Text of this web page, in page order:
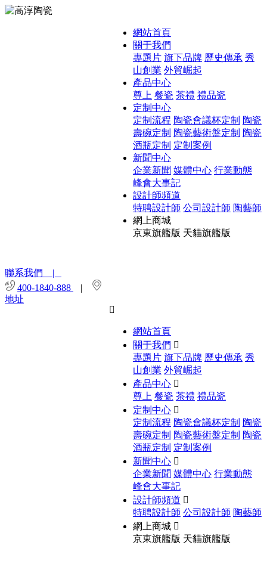
聯系我們 |
400-1840-888
|
地址
網站首頁
關于我們
專題片 旗下品牌 歷史傳承 秀
山創業 外貿崛起
產品中心
尊上 餐瓷 茶禮 禮品瓷
定制中心
定制流程 陶瓷會議杯定制 陶瓷
壽碗定制 陶瓷藝術盤定制 陶瓷
酒瓶定制 定制案例
新聞中心
企業新聞 媒體中心 行業動態
峰會大事記
設計師頻道
特聘設計師 公司設計師 陶藝師
網上商城
京東旗艦版 天貓旗艦版

網站首頁
關于我們 
專題片 旗下品牌 歷史傳承 秀
山創業 外貿崛起
產品中心 
尊上 餐瓷 茶禮 禮品瓷
定制中心 
定制流程 陶瓷會議杯定制 陶瓷
壽碗定制 陶瓷藝術盤定制 陶瓷
酒瓶定制 定制案例
新聞中心 
企業新聞 媒體中心 行業動態
峰會大事記
設計師頻道 
特聘設計師 公司設計師 陶藝師
網上商城 
京東旗艦版 天貓旗艦版